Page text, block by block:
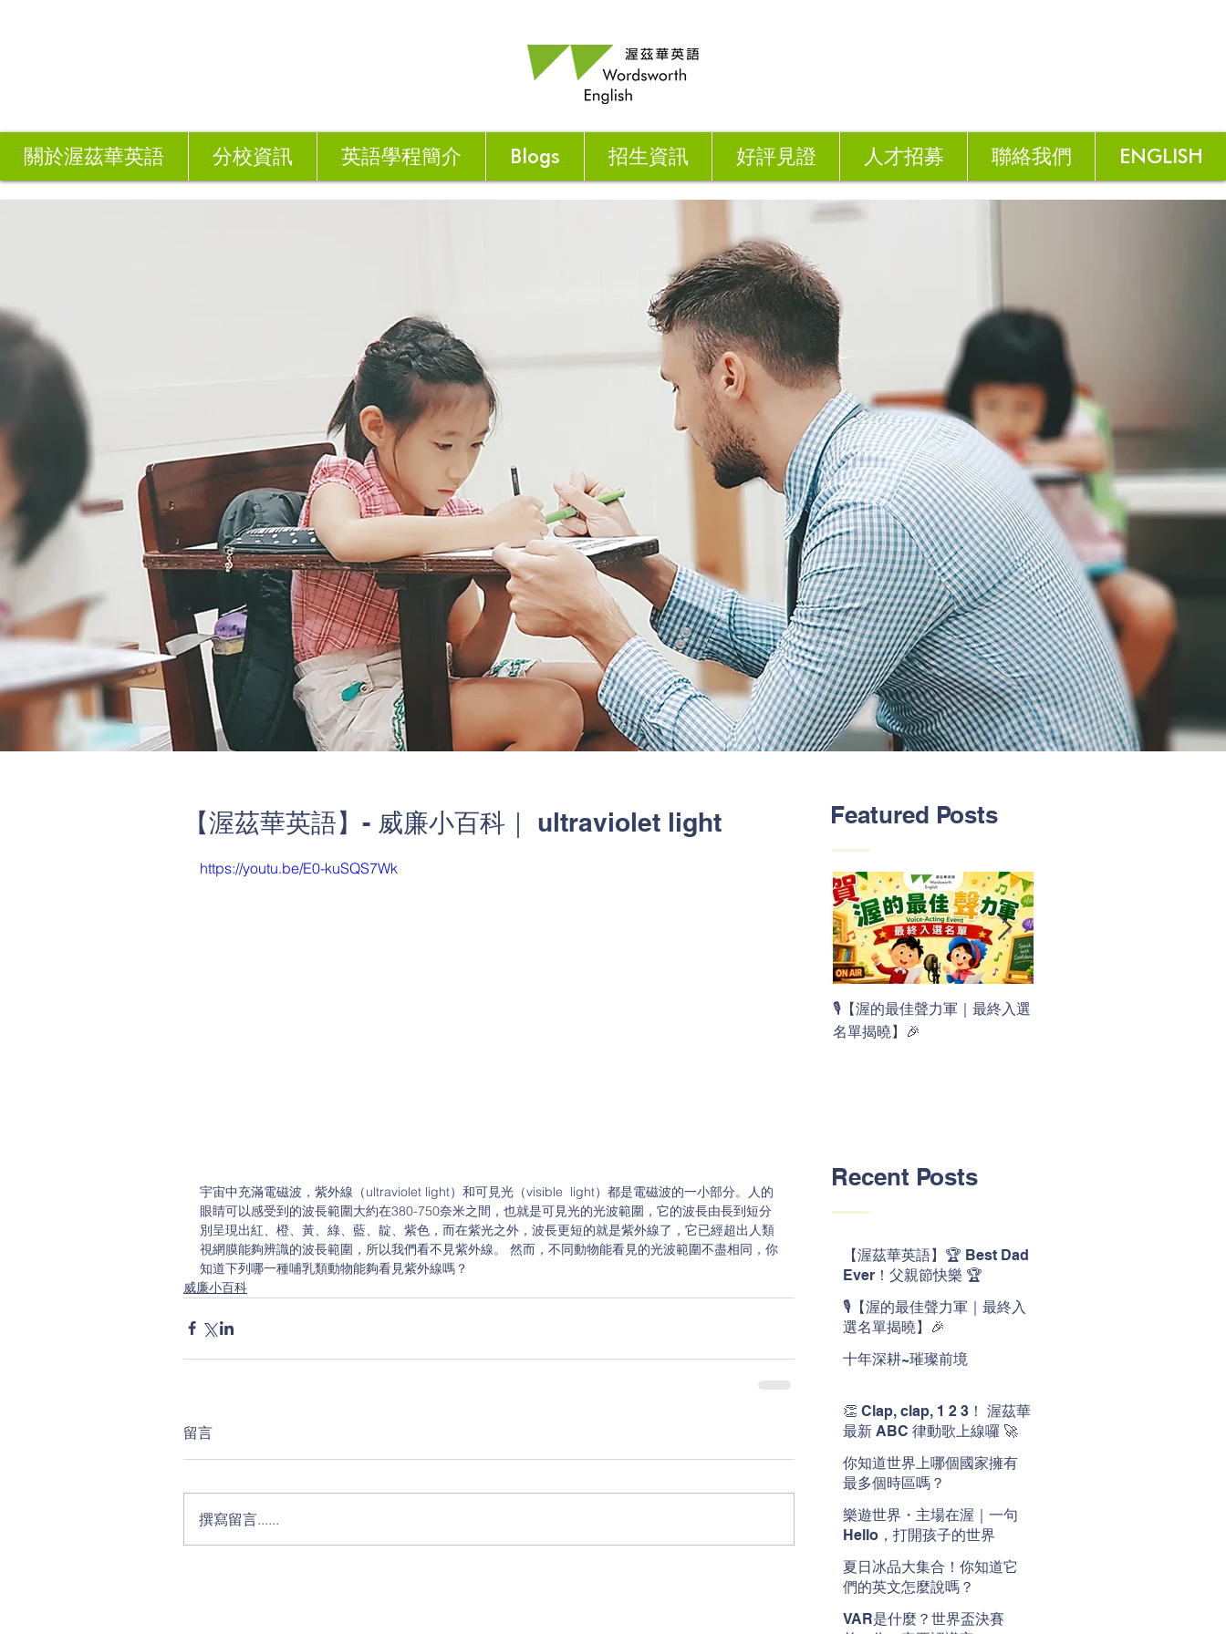
Featured Posts
🎙️【渥的最佳聲力軍｜最終入選
名單揭曉】🎉
Recent Posts
【渥茲華英語】🏆 Best Dad
Ever！父親節快樂 🏆
🎙️【渥的最佳聲力軍｜最終入
選名單揭曉】🎉
十年深耕~璀璨前境
👏 Clap, clap, 1 2 3！ 渥茲華
最新 ABC 律動歌上線囉 🚀
你知道世界上哪個國家擁有
最多個時區嗎？
樂遊世界・主場在渥｜一句
Hello，打開孩子的世界
夏日冰品大集合！你知道它
們的英文怎麼說嗎？
VAR是什麼？世界盃決賽
【渥茲華英語】- 威廉小百科｜ ultraviolet light
https://youtu.be/E0-kuSQS7Wk
宇宙中充滿電磁波，紫外線（ultraviolet light）和可見光（visible  light）都是電磁波的一小部分。人的
眼睛可以感受到的波長範圍大約在380-750奈米之間，也就是可見光的光波範圍，它的波長由長到短分
別呈現出紅、橙、黃、綠、藍、靛、紫色，而在紫光之外，波長更短的就是紫外線了，它已經超出人類
視網膜能夠辨識的波長範圍，所以我們看不見紫外線。 然而，不同動物能看見的光波範圍不盡相同，你
知道下列哪一種哺乳類動物能夠看見紫外線嗎？
威廉小百科
留言
撰寫留言......
關於渥茲華英語 分校資訊 英語學程簡介 Blogs 招生資訊 好評見證 人才招募 聯絡我們 ENGLISH